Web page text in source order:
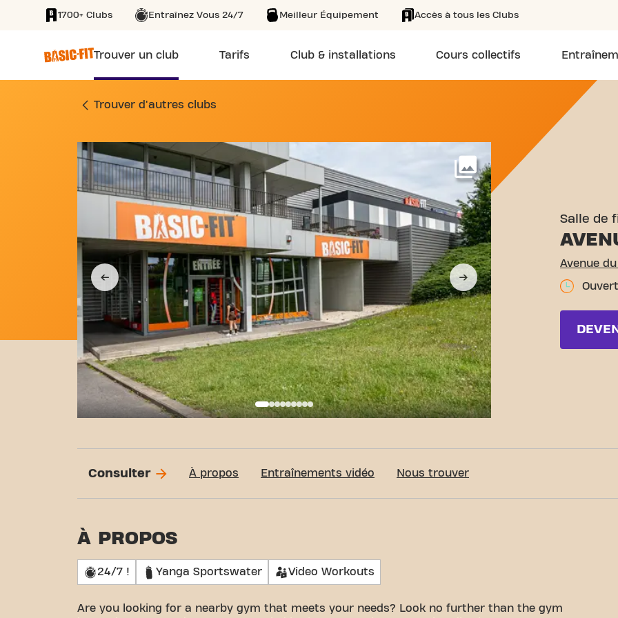
SKIP TO MAIN CONTENT
1700+ Clubs Entraînez Vous 24/7 Meilleur Équipement Accès à tous les Clubs
Trouver un club Tarifs Club & installations Cours collectifs
SALLE DE FITNESS AVENUE DU PARC 20
Trouver d'autres clubs
Voir plus
Salle de
Avenue
Consulter À propos Entraînements vidéo Nous trouver
À PROPOS
24/7 ! Yanga Sportswater Video Workouts
Are you looking for a nearby gym that meets your needs? Look no further than the gym